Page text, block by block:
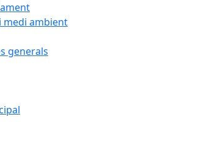
medi ambient
generals